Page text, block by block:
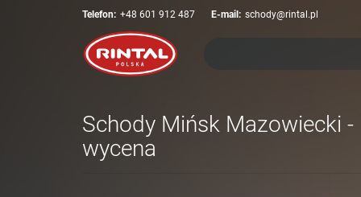
Telefon: +48 601 912 487 E-mail: schody@rintal.pl
Schody Mińsk Mazowiecki
wycena